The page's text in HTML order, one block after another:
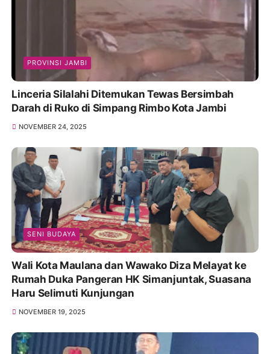
PROVINSI JAMBI
Linceria Silalahi Ditemukan Tewas Bersimbah
Darah di Ruko di Simpang Rimbo Kota Jambi
NOVEMBER 24, 2025
SENI BUDAYA
Wali Kota Maulana dan Wawako Diza Melayat ke
Rumah Duka Pangeran HK Simanjuntak, Suasana
Haru Selimuti Kunjungan
NOVEMBER 19, 2025